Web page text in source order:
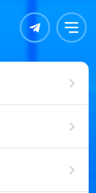
Контакты Меню